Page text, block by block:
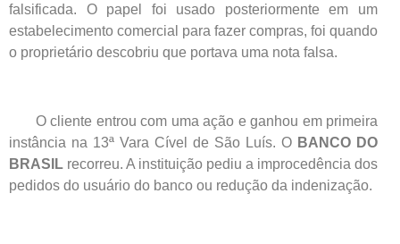
falsificada. O papel foi usado posteriormente em um
estabelecimento comercial para fazer compras, foi quando
o proprietário descobriu que portava uma nota falsa.
O cliente entrou com uma ação e ganhou em primeira
instância na 13ª Vara Cível de São Luís. O BANCO DO
BRASIL recorreu. A instituição pediu a improcedência dos
pedidos do usuário do banco ou redução da indenização.